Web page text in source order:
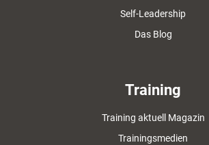
Self-Leadership
Das Blog
Training
Training aktuell Magazin
Trainingsmedien